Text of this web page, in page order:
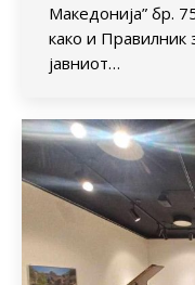
Македонија” бр.
како и Правилник
јавниот…